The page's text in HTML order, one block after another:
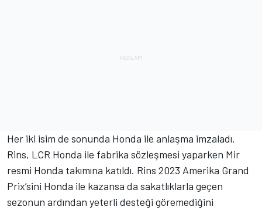
Her iki isim de sonunda Honda ile anlaşma imzaladı.
Rins, LCR Honda ile fabrika sözleşmesi yaparken Mir
resmi Honda takımına katıldı. Rins 2023 Amerika Grand
Prix’sini Honda ile kazansa da sakatlıklarla geçen
sezonun ardından yeterli desteği göremediğini